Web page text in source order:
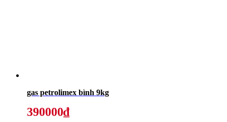
gas petrolimex bình 9kg
390000₫